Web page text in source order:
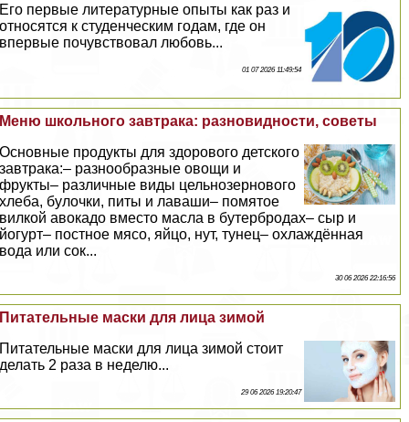
Его первые литературные опыты как раз и
относятся к студенческим годам, где он
впервые почувствовал любовь...
01 07 2026 11:49:54
Меню школьного завтpaка: разновидности, советы
Основные продукты для здорового детского
завтpaка:– разнообразные овощи и
фрукты– различные виды цельнозернового
хлеба, булочки, питы и лаваши– помятое
вилкой авокадо вместо масла в бутербродах– сыр и
йогурт– постное мясо, яйцо, нут, тунец– охлаждённая
вода или сок...
30 06 2026 22:16:56
Питательные маски для лица зимой
Питательные маски для лица зимой стоит
делать 2 раза в неделю...
29 06 2026 19:20:47